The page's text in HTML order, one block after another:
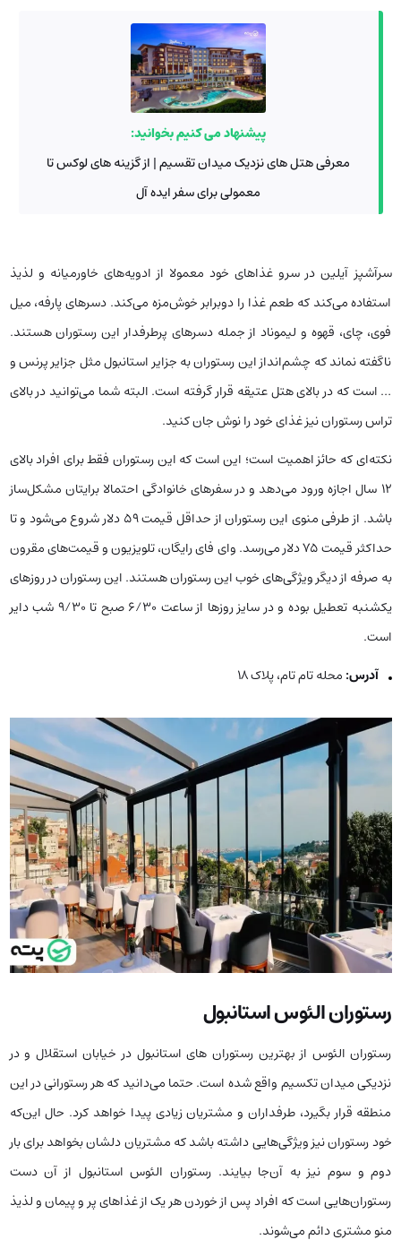
پیشنهاد می کنیم بخوانید:
معرفی هتل ‌های نزدیک میدان تقسیم | از گزینه های لوکس تا
معمولی برای سفر ایده آل
سرآشپز آیلین در سرو غذاهای خود معمولا از ادویه‌های خاورمیانه و لذیذ
استفاده می‌کند که طعم غذا را دوبرابر خوش‌مزه می‌کند. دسر‌های پارفه، میل
فوی، چای، قهوه و لیموناد از جمله دسرهای پرطرفدار این رستوران هستند.
ناگفته نماند که چشم‌انداز این رستوران به جزایر استانبول مثل جزایر پرنس و
… است که در بالای هتل عتیقه قرار گرفته است‌. البته شما می‌توانید در بالای
تراس رستوران نیز غذای خود را نوش جان کنید.
نکته‌ای که حائز اهمیت است؛ این است که این رستوران فقط برای افراد بالای
۱۲ سال اجازه ورود می‌دهد و در سفرهای خانوادگی احتمالا برایتان مشکل‌ساز
باشد. از طرفی منوی این رستوران از حداقل قیمت ۵۹ دلار شروع می‌شود و تا
حداکثر قیمت ۷۵ دلار می‌رسد. وای فای رایگان، تلویزیون و قیمت‌های مقرون
به صرفه از دیگر ویژگی‌های خوب این رستوران هستند. این رستوران در روزهای
یکشنبه تعطیل بوده و در سایز روزها از ساعت ۶/۳۰ صبح تا ۹/۳۰ شب دایر
است.
آدرس: محله تام تام، پلاک ۱۸
رستوران الئوس استانبول
رستوران الئوس از بهترین رستوران‌ های استانبول در خیابان استقلال و در
نزدیکی میدان تکسیم واقع شده است. حتما می‌دانید که هر رستورانی در این
منطقه قرار بگیرد، طرفداران و مشتریان زیادی پیدا خواهد کرد. حال این‌که
خود رستوران نیز ویژگی‌هایی داشته باشد که مشتریان دلشان بخواهد برای بار
دوم و سوم نیز به آن‌جا بیایند. رستوران الئوس استانبول از آن دست
رستوران‌هایی است که افراد پس از خوردن هر یک از غذاهای پر و پیمان و لذیذ
منو مشتری دائم می‌شوند.